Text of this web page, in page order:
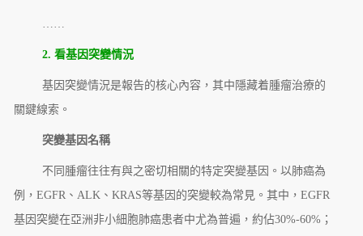
2. 看基因突變情況
基因突變情況是報告的核心內容，其中隱藏着腫瘤治療的
關鍵線索。
突變基因名稱
不同腫瘤往往有與之密切相關的特定突變基因。以肺癌為
例，EGFR、ALK、KRAS等基因的突變較為常見。其中，EGFR
基因突變在亞洲非小細胞肺癌患者中尤為普遍，約佔30%-60%；